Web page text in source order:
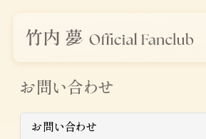
お問い合わせ
お問い合わせ